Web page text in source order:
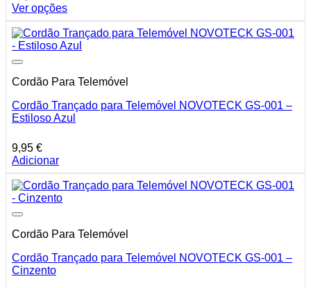
Ver opções
This
product
has
multiple
The
may
be
on
the
product
page
Cordão Para Telemóvel
Cordão Trançado para Telemóvel NOVOTECK GS-001 –
Estiloso Azul
9,95 €
Adicionar
Cordão Para Telemóvel
Cordão Trançado para Telemóvel NOVOTECK GS-001 –
Cinzento